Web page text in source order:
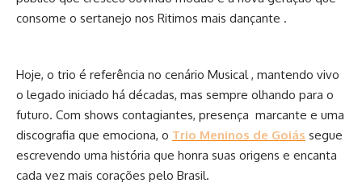
consome o sertanejo nos Ritimos mais dançante .
Hoje, o trio é referência no cenário Musical , mantendo vivo
o legado iniciado há décadas, mas sempre olhando para o
futuro. Com shows contagiantes, presença marcante e uma
discografia que emociona, o Trio Meninos de Goiás segue
escrevendo uma história que honra suas origens e encanta
cada vez mais corações pelo Brasil.